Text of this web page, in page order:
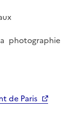
photographie
de Paris